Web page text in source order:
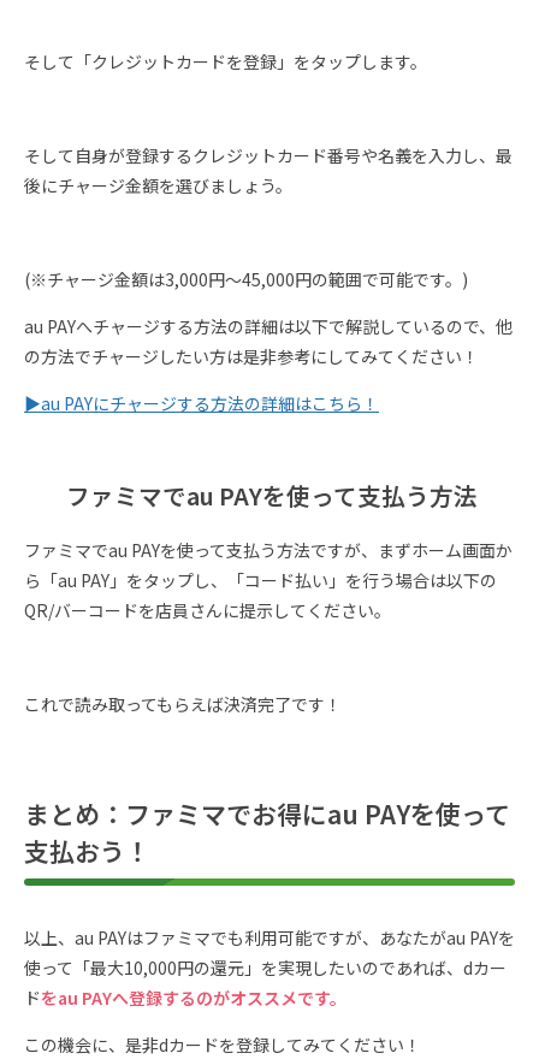
そして「クレジットカードを登録」をタップします。
そして自身が登録するクレジットカード番号や名義を入力し、最
後にチャージ金額を選びましょう。
(※チャージ金額は3,000円〜45,000円の範囲で可能です。)
au PAYへチャージする方法の詳細は以下で解説しているので、他
の方法でチャージしたい方は是非参考にしてみてください！
▶︎au PAYにチャージする方法の詳細はこちら！
ファミマでau PAYを使って支払う方法
ファミマでau PAYを使って支払う方法ですが、まずホーム画面か
ら「au PAY」をタップし、「コード払い」を行う場合は以下の
QR/バーコードを店員さんに提示してください。
これで読み取ってもらえば決済完了です！
まとめ：ファミマでお得にau PAYを使って
支払おう！
以上、au PAYはファミマでも利用可能ですが、あなたがau PAYを
使って「最大10,000円の還元」を実現したいのであれば、dカー
ドをau PAYへ登録するのがオススメです。
この機会に、是非dカードを登録してみてください！